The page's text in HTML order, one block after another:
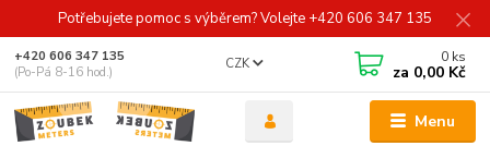
Potřebujete pomoc s výběrem? Volejte +420 606 347 135
Menu
CZK
+420 606 347 135
(Po-Pá 8-16 hod.)
0 ks
za 0,00 Kč